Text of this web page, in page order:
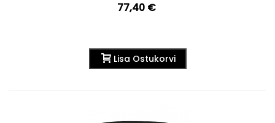
77,40 €
Lisa Ostukorvi